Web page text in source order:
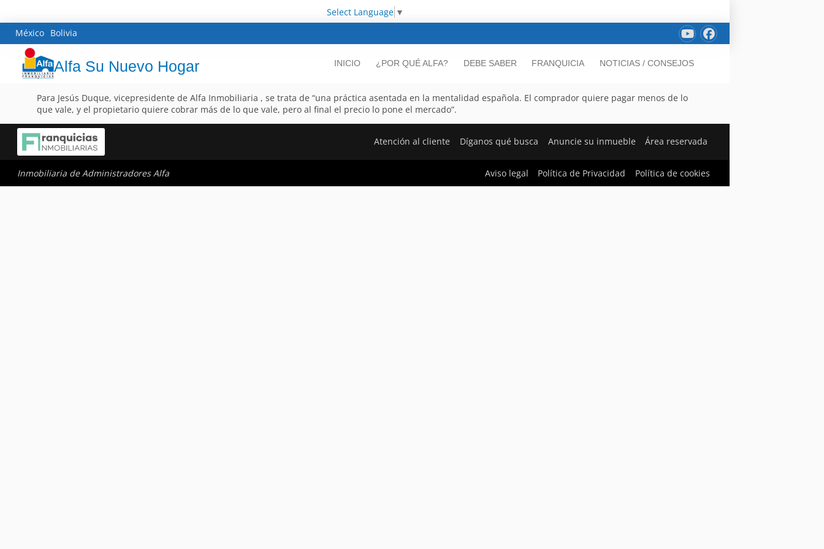
Select Language ▼
México Bolivia
Alfa Su Nuevo Hogar INICIO ¿POR QUÉ ALFA? DEBE SABER FRANQUICIA NOTICIAS / CONSEJOS
Para Jesús Duque, vicepresidente de Alfa Inmobiliaria , se trata de “una práctica asentada en la mentalidad española. El comprador quiere pagar menos de lo
que vale, y el propietario quiere cobrar más de lo que vale, pero al final el precio lo pone el mercado”.
Atención al cliente Díganos qué busca Anuncie su inmueble Área reservada
Inmobiliaria de Administradores Alfa Aviso legal Política de Privacidad Política de cookies